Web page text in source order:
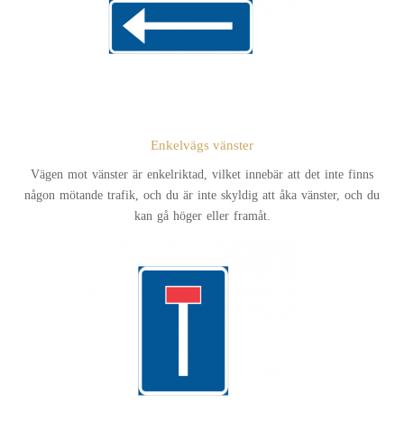
Enkelvägs vänster
Vägen mot vänster är enkelriktad, vilket innebär att det inte finns
någon mötande trafik, och du är inte skyldig att åka vänster, och du
kan gå höger eller framåt.